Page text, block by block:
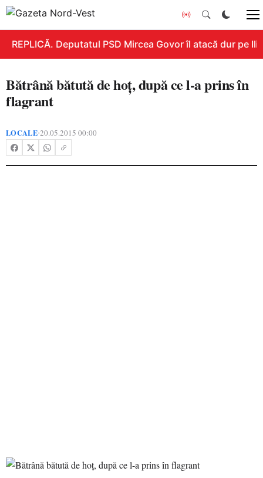
REPLICĂ. Deputatul PSD Mircea Govor îl atacă dur pe
Bătrână bătută de hoţ, după ce l-a prins în
flagrant
LOCALE•20.05.2015 00:00